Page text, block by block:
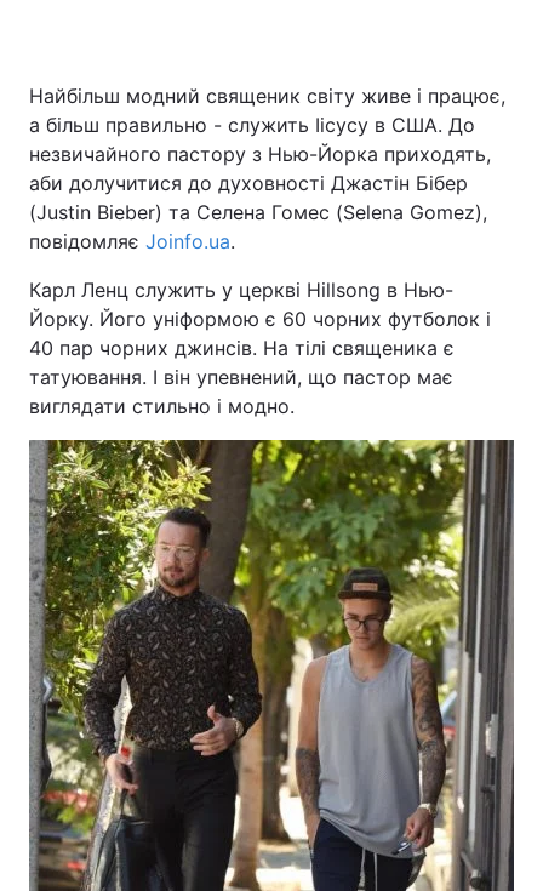
Найбільш модний священик світу живе і працює,
а більш правильно - служить Іісусу в США. До
незвичайного пастору з Нью-Йорка приходять,
аби долучитися до духовності Джастін Бібер
(Justin Bieber) та Селена Гомес (Selena Gomez),
повідомляє Joinfo.ua.
Карл Ленц служить у церкві Hillsong в Нью-
Йорку. Його уніформою є 60 чорних футболок і
40 пар чорних джинсів. На тілі священика є
татуювання. І він упевнений, що пастор має
виглядати стильно і модно.